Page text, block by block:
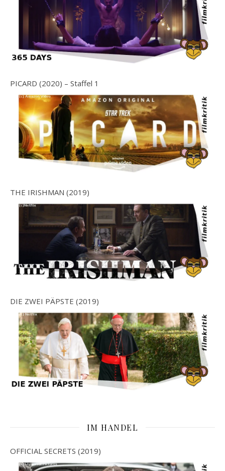
PICARD (2020) – Staffel 1
THE IRISHMAN (2019)
DIE ZWEI PÄPSTE (2019)
IM HANDEL
OFFICIAL SECRETS (2019)